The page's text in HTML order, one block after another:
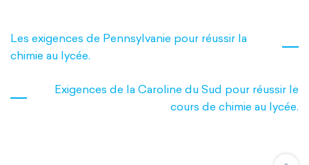
Les exigences de Pennsylvanie pour réussir la
chimie au lycée.
Exigences de la Caroline du Sud pour réussir le
cours de chimie au lycée.